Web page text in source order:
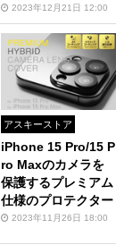
2023年12月21日 12:00
アスキーストア
iPhone 15 Pro/15 P
ro Maxのカメラを
保護するプレミアム
仕様のプロテクター
2023年11月26日 18:00